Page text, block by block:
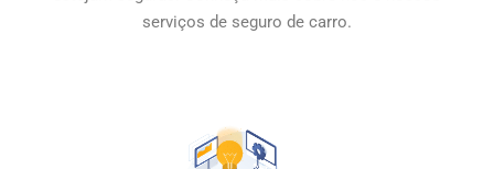
serviços de seguro de carro.